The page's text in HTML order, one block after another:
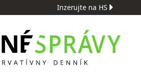
Inzerujte na HS